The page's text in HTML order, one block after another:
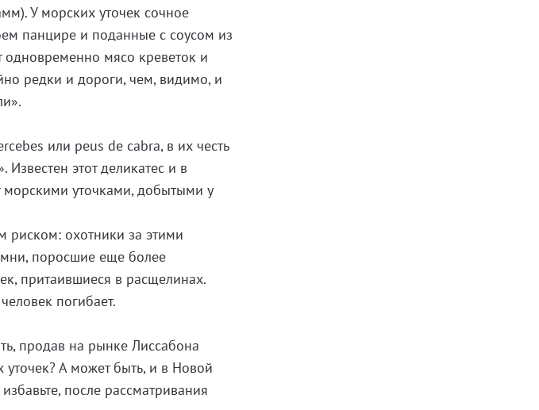
У морских уточек сочное
панцире и поданные с соусом из
одновременно мясо креветок и
редки и дороги, чем, видимо, и
или peus de cabra, в их честь
этот деликатес и в
морскими уточками, добытыми у
охотники за этими
поросшие еще более
притаившиеся в расщелинах.
погибает.
продав на рынке Лиссабона
А может быть, и в Новой
после рассматривания